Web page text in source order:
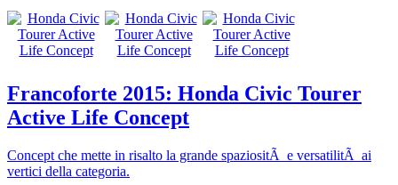
Francoforte 2015: Honda Civic Tourer
Active Life Concept
Concept che mette in risalto la grande spaziositÃ e versatilitÃ ai
vertici della categoria.